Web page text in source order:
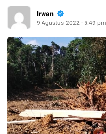
Irwan
9 Agustus, 2022 - 5:49 pm